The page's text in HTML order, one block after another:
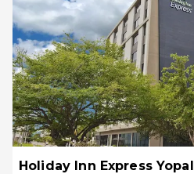
Holiday Inn Express Yopal